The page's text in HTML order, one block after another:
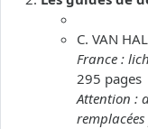
C. VAN
France :
295 pages
Attention :